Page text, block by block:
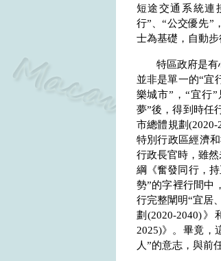
短途交通系統連
行”、“公交優先”
士為基礎，自動步
特區政府是有
並非是單一的“宜
樂城市”，“宜行
夢”後，得到時任
市總體規劃(2020-
特別行政區經濟
行政長官時，雖
綱《奮發同行，
勢”的字裡行間中
行完整闡明“宜居
劃(2020-2040)》
2025)》。畢竟，
人”的意志，與前